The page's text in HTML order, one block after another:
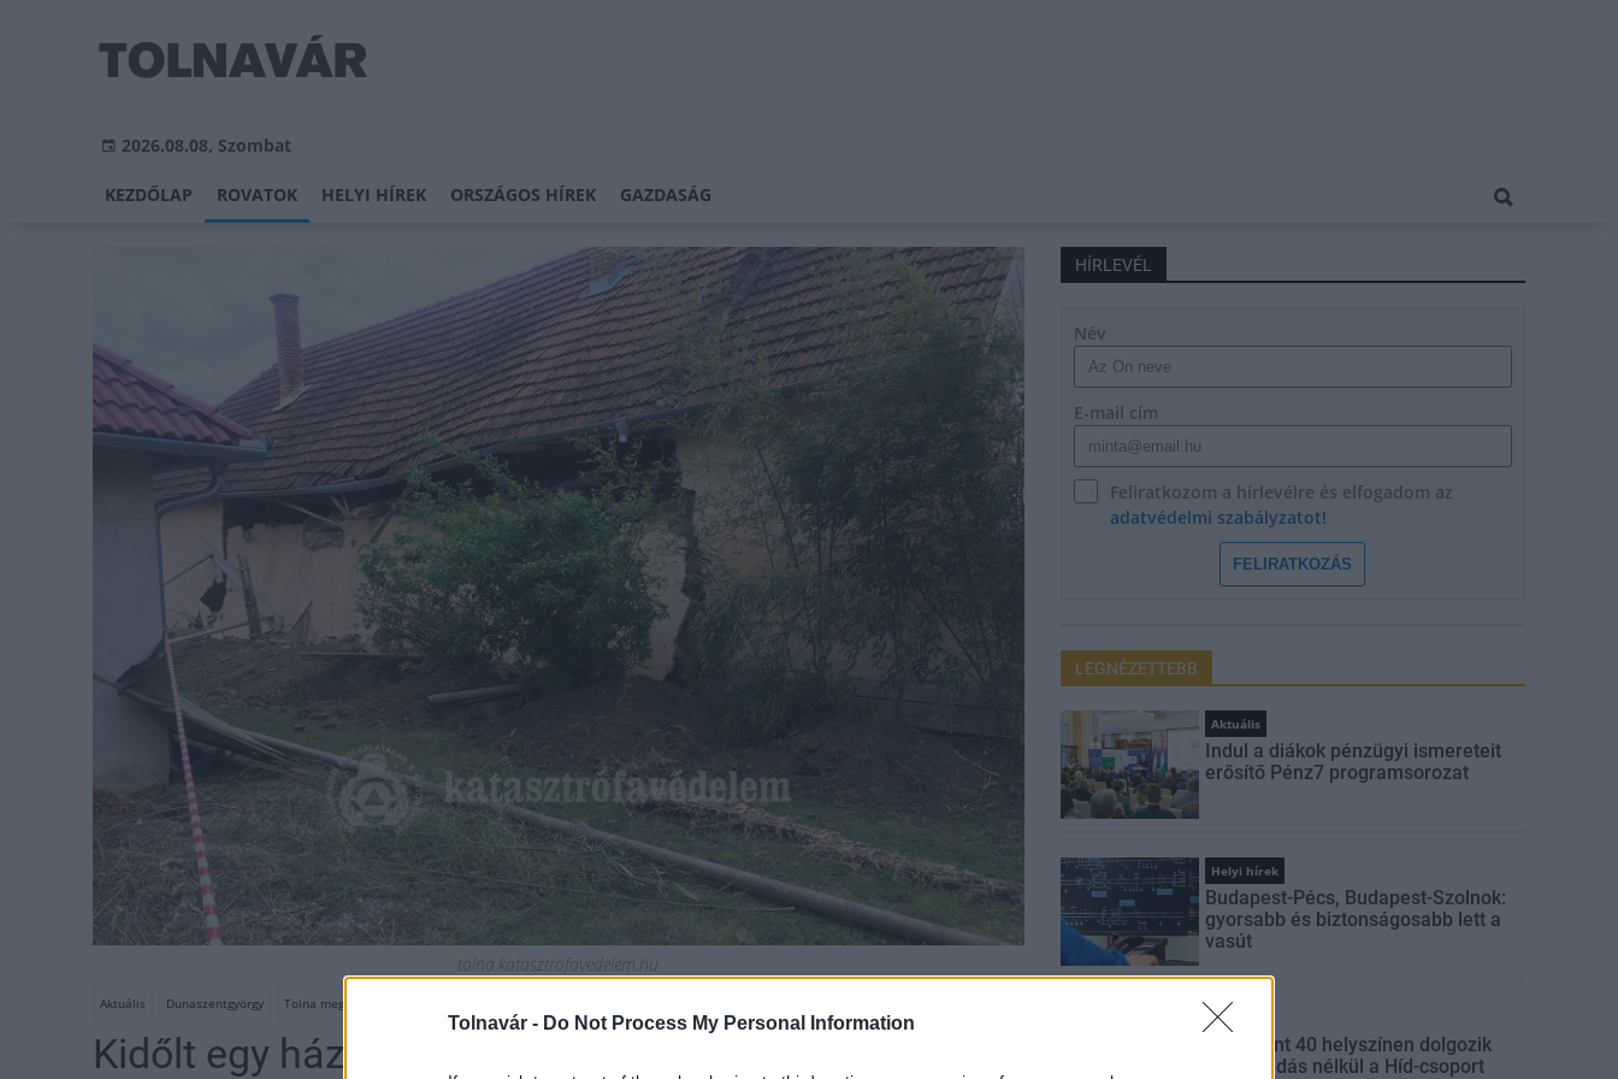
Tolnavár - Do Not Process My Personal Information
2026.08.08, Szombat
KEZDŐLAP ROVATOK HELYI HÍREK ORSZÁGOS HÍREK GAZDASÁG
tolna.katasztrofavedelem.hu
Aktuális Dunaszentgyörgy Tolna megye
Kidőlt egy ház fala Dunaszentgyörgyön
HÍRLEVÉL
Név
E-mail cím
Feliratkozom a hírlevélre és elfogadom az
adatvédelmi szabályzatot!
FELIRATKOZÁS
LEGNÉZETTEBB
Aktuális
Indul a diákok pénzügyi ismereteit
erősítő Pénz7 programsorozat
Helyi hírek
Budapest-Pécs, Budapest-Szolnok:
gyorsabb és biztonságosabb lett a
vasút
Gazdaság
Több mint 40 helyszínen dolgozik
fennakadás nélkül a Híd-csoport